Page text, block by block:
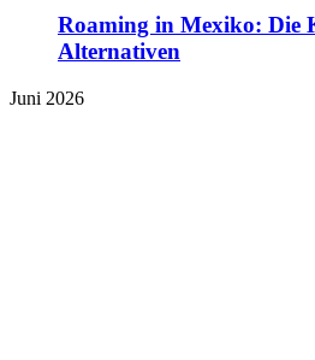
Roaming in Mexiko: Die
Alternativen
Juni 2026